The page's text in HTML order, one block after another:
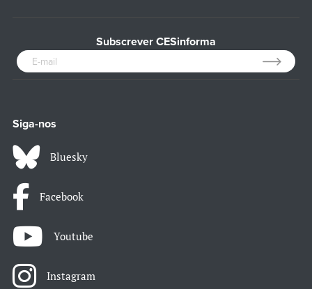
Subscrever CESinforma
Siga-nos
Bluesky
Facebook
Youtube
Instagram